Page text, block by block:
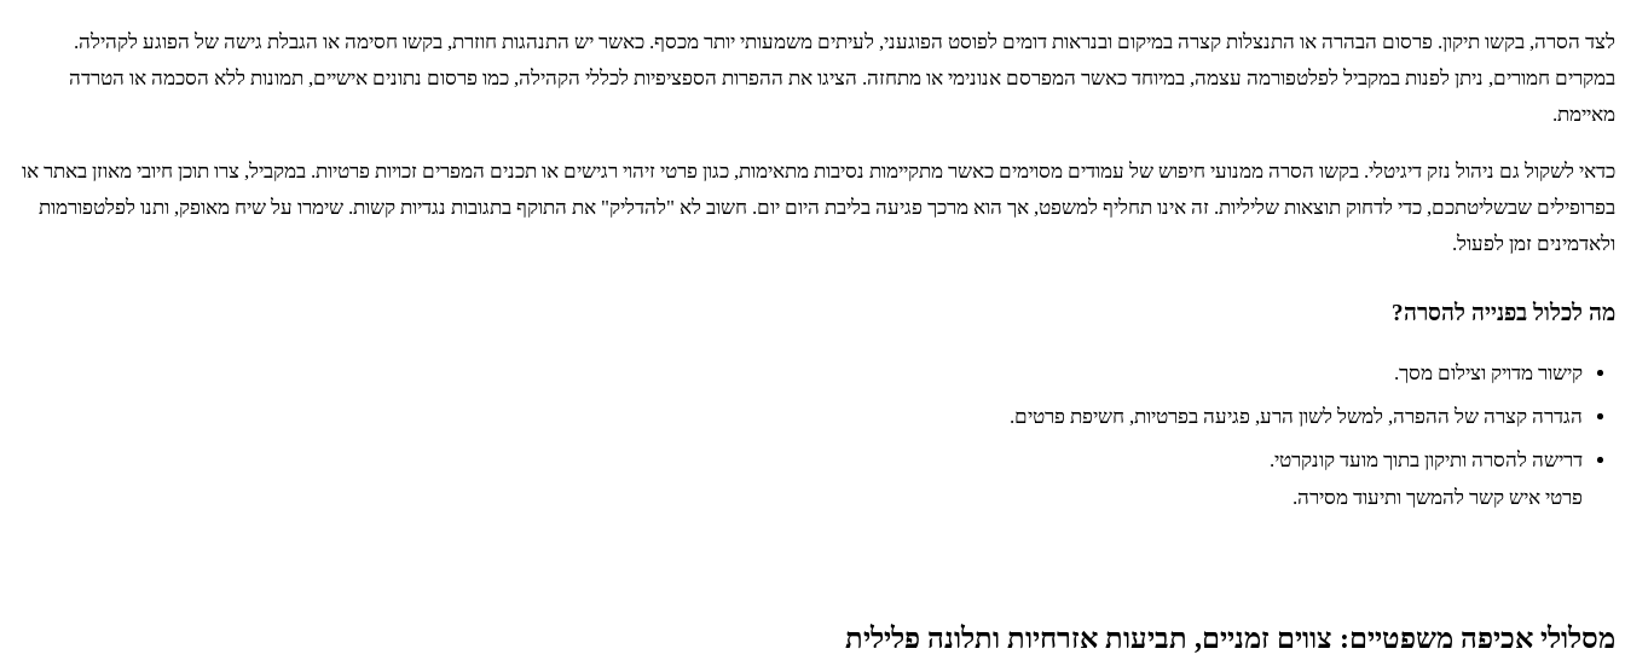
לצד הסרה, בקשו תיקון. פרסום הבהרה או התנצלות קצרה במיקום ובנראות דומים לפוסט הפוגעני, לעיתים משמעותי יותר מכסף. כאשר יש התנהגות חוזרת, בקשו חסימה או הגבלת גישה של הפוגע לקהילה.
במקרים חמורים, ניתן לפנות במקביל לפלטפורמה עצמה, במיוחד כאשר המפרסם אנונימי או מתחזה. הציגו את ההפרות הספציפיות לכללי הקהילה, כמו פרסום נתונים אישיים, תמונות ללא הסכמה או הטרדה
מאיימת.
כדאי לשקול גם ניהול נזק דיגיטלי. בקשו הסרה ממנועי חיפוש של עמודים מסוימים כאשר מתקיימות נסיבות מתאימות, כגון פרטי זיהוי רגישים או תכנים המפרים זכויות פרטיות. במקביל, צרו תוכן חיובי מאוזן באתר או
בפרופילים שבשליטתכם, כדי לדחוק תוצאות שליליות. זה אינו תחליף למשפט, אך הוא מרכך פגיעה בליבת היום יום. חשוב לא "להדליק" את התוקף בתגובות נגדיות קשות. שימרו על שיח מאופק, ותנו לפלטפורמות
ולאדמינים זמן לפעול.
מה לכלול בפנייה להסרה?
קישור מדויק וצילום מסך.
הגדרה קצרה של ההפרה, למשל לשון הרע, פגיעה בפרטיות, חשיפת פרטים.
דרישה להסרה ותיקון בתוך מועד קונקרטי.
פרטי איש קשר להמשך ותיעוד מסירה.
מסלולי אכיפה משפטיים: צווים זמניים, תביעות אזרחיות ותלונה פלילית